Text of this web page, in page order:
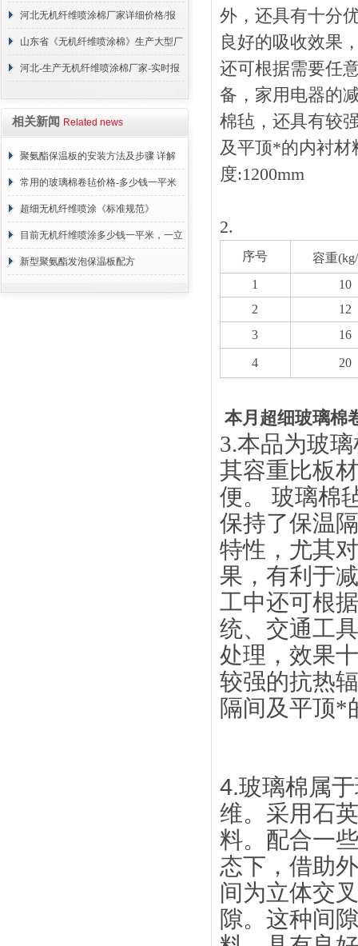
卷毡价格汇总
河北无机纤维喷涂棉厂家详细价格/报
价
山东省《无机纤维喷涂棉》生产大型厂
家
河北-生产无机纤维喷涂棉厂家-实时报
相关新闻 Related news
聚氨酯保温板的安装方法及步骤 详解
常用的玻璃棉卷毡价格-多少钱一平米
超细无机纤维喷涂《标准规范》
目前无机纤维喷涂多少钱一平米，一立
方 价格计算
新型聚氨酯发泡保温板配方
外，还具有十分
良好的吸收效果
还可根据需要任
备，家用电器的
棉毡，还具有较
及平顶*的内衬材
度:1200mm
2.
序号
容重
1
10
2
12
3
16
4 20
本月超细玻璃棉
3.本品为玻
其容重比板
便。 玻璃棉
保持了保温
特性，尤其
果，有利于
工中还可根
统、交通工
处理，效果
较强的抗热
隔间及平顶*
4.玻璃棉属
维。采用石
料。配合一
态下，借助
间为立体交
隙。这种间